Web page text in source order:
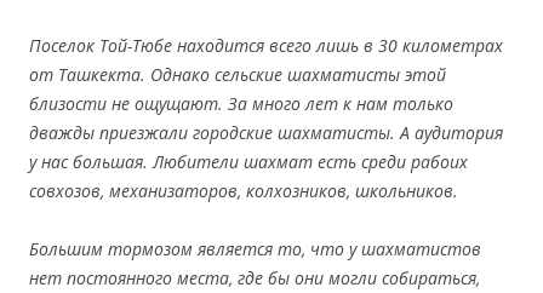
Поселок Той-Тюбе находится всего лишь в 30 километрах
от Taшкекта. Однако сельские шахматисты этой
близости не ощущают. За много лет к нам только
дважды приезжали городские шахматисты. А аудитория
у нас большая. Любители шахмат есть среди рабоих
совхозов, механизаторов, колхозников, школьников.
Большим тормозом является то, что у шахматистов
нет постоянного места, где бы они могли собираться,